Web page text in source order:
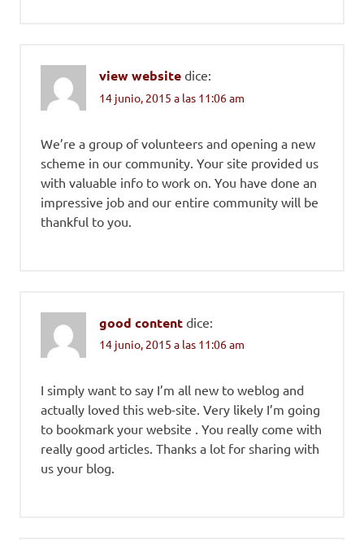
view website dice:
14 junio, 2015 a las 11:06 am
We’re a group of volunteers and opening a new
scheme in our community. Your site provided us
with valuable info to work on. You have done an
impressive job and our entire community will be
thankful to you.
good content dice:
14 junio, 2015 a las 11:06 am
I simply want to say I’m all new to weblog and
actually loved this web-site. Very likely I’m going
to bookmark your website . You really come with
really good articles. Thanks a lot for sharing with
us your blog.